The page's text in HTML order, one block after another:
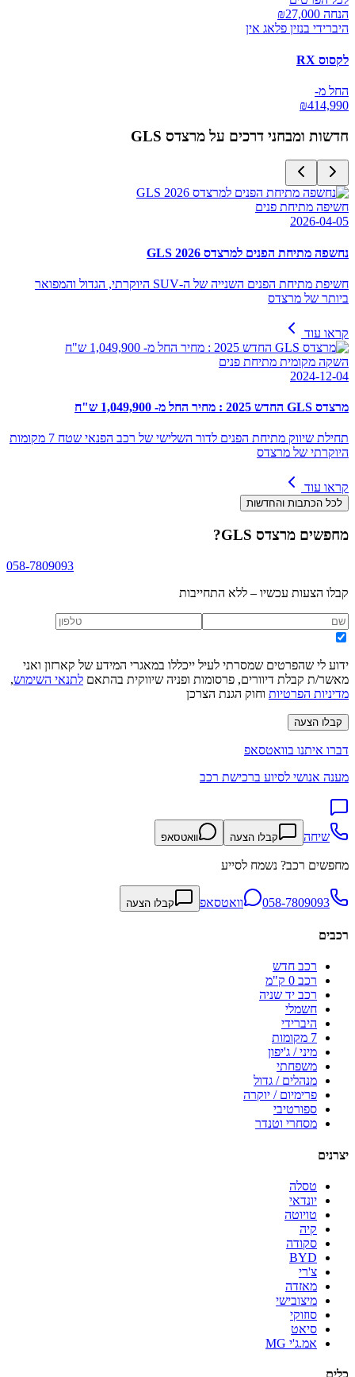
הנחה ₪ 27,000
היברידי בנזין פלאג אין
לקסוס RX
החל מ-
₪414,990
חדשות ומבחני דרכים עלמרצדס GLS
חשיפה מתיחת פנים
2026-04-05
נחשפה מתיחת הפנים למרצדס GLS 2026
חשיפת מתיחת הפנים השנייה של ה-SUV היוקרתי, הגדול והמפואר
ביותר של מרצדס
קראו עוד
השקה מקומית מתיחת פנים
2024-12-04
מרצדס GLS החדש 2025 : מחיר החל מ- 1,049,900 ש"ח
תחילת שיווק מתיחת הפנים לדור השלישי של רכב הפנאי שטח 7 מקומות
היוקרתי של מרצדס
קראו עוד
לכל הכתבות והחדשות
מחפשים מרצדס GLS ?
058-7809093
קבלו הצעות עכשיו – ללא התחייבות
ידוע לי שהפרטים שמסרתי לעיל ייכללו במאגרי המידע של קארזון ואני
מאשר/ת קבלת דיוורים, פרסומות ופניה שיווקית בהתאם לתנאי השימוש,
מדיניות הפרטיות וחוק הגנת הצרכן
קבלו הצעה
דברו איתנו בוואטסאפ
מענה אנושי לסיוע ברכישת רכב
שיחה קבלו הצעה וואטסאפ
מחפשים רכב? נשמח לסייע
058-7809093 וואטסאפ קבלו הצעה
רכבים
רכב חדש
רכב 0 ק"מ
רכב יד שניה
חשמלי
היברידי
7 מקומות
מיני / ג'יפון
משפחתי
מנהלים / גדול
פרימיום / יוקרה
ספורטיבי
מסחרי וטנדר
יצרנים
טסלה
יונדאי
טויוטה
קיה
סקודה
BYD
צ'רי
מאזדה
מיצובישי
סוזוקי
סיאט
אמ.ג'י MG